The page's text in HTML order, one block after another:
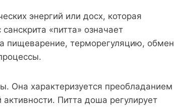
энергий или досх, которая
«питта» означает
пищеварение, терморегуляцию, обмен
Она характеризуется преобладанием
Питта доша регулирует